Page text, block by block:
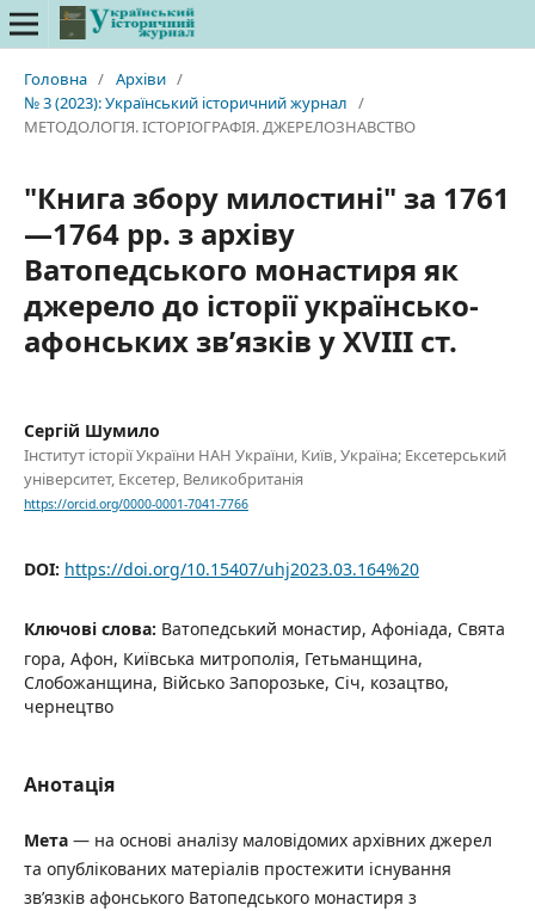
Головна / Архіви /
№ 3 (2023): Український історичний журнал /
МЕТОДОЛОГІЯ. ІСТОРІОГРАФІЯ. ДЖЕРЕЛОЗНАВСТВО
"Книга збору милостині" за 1761
—1764 рр. з архіву
Ватопедського монастиря як
джерело до історії українсько-
афонських зв’язків у XVIII ст.
Сергій Шумило
Інститут історії України НАН України, Київ, Україна; Ексетерський
університет, Ексетер, Великобританія
https://orcid.org/0000-0001-7041-7766
DOI: https://doi.org/10.15407/uhj2023.03.164%20
Ключові слова: Ватопедський монастир, Афоніада, Свята
гора, Афон, Київська митрополія, Гетьманщина,
Слобожанщина, Військо Запорозьке, Січ, козацтво,
чернецтво
Анотація
Мета— на основі аналізу маловідомих архівних джерел
та опублікованих матеріалів простежити існування
зв’язків афонського Ватопедського монастиря з